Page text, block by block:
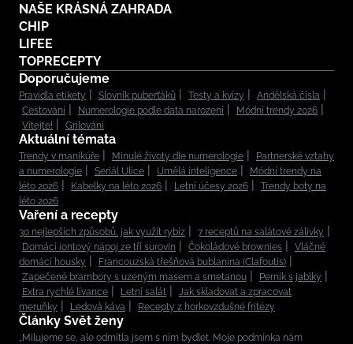
NAŠE KRÁSNÁ ZAHRADA
CHIP
LIFEE
TOPRECEPTY
Doporučujeme
Pravidla etikety Slovník puberťáků Testy a kvízy
Andělská čísla
Cestování
Numerologie podle data narození
Módní trendy 2026
Vítejte!
Grilování
Aktuální témata
Trendy v manikúře Minulé životy dle numerologie
Partnerské vztahy
a numerologie
Seriál Ulice Umělá inteligence
Módní trendy na
léto 2026
Kabelky na léto 2026 Letní účesy 2026
Trendy boty na
léto 2026
Vaření a recepty
30 nejlepších způsobů, jak využít rybíz
7 receptů na salátové zálivky
Domácí iontový nápoj ze tří surovin
Čokoládové brownies
Vláčné
domácí housky
Francouzská třešňová bublanina (Clafoutis)
Zapečené brambory s uzeným masem a smetanou
Perník s jablky
Extra rychlé lívance
Letní salát
Jak skladovat a zpracovat
meruňky
Ledová káva Recepty z horkovzdušné fritézy
Články Svět ženy
„Milujeme se, ale odmítla jsem s ním bydlet. Moje podmínka nám